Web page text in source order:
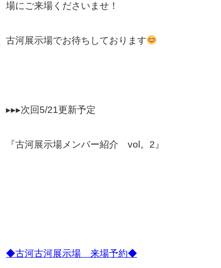
場にご来場くださいませ！
古河展示場でお待ちしております
▸▸▸次回5/21更新予定
『古河展示場メンバー紹介 vol。2』
◆古河古河展示場 来場予約◆